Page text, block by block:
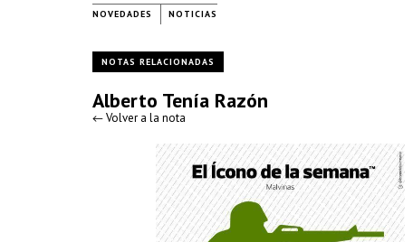
NOVEDADES NOTICIAS
NOTAS RELACIONADAS
Alberto Tenía Razón
← Volver a la nota